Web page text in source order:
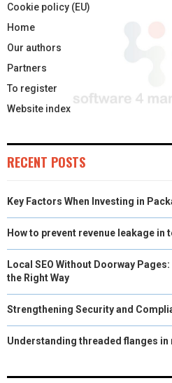
Cookie policy (EU)
Home
Our authors
Partners
To register
Website index
RECENT POSTS
Key Factors When Investing in
How to prevent revenue leakage in
Local SEO Without Doorway
the Right Way
Strengthening Security and
Understanding threaded flanges